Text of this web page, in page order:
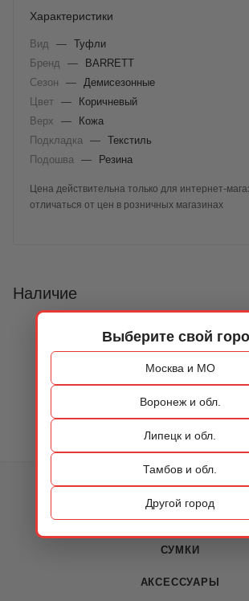
Выберите свой
Москва и МО
Воронеж и обл.
Липецк и обл.
Тамбов и обл.
Другой город
Характеристики
Вид — Туфли
Бренд
—
BARRETT
Сезон
—
Демисезонные
Цвет —
Коричневый
Верх
—
Кожа
Подкладка
— Текстиль
Подошва
— Резина
Цена действительна только для интернет-
отличаться от цен в розничных магазинах
Наличие
КАТАЛОГ
ОБУВЬ
СУМКИ
АКСЕССУАРЫ